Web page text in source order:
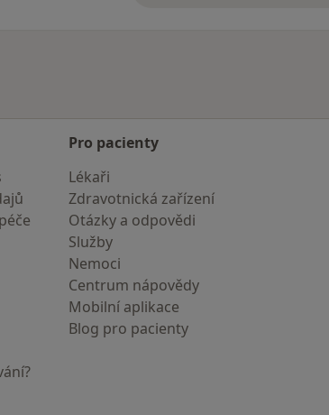
Pro pacienty
Lékaři
Zdravotnická zařízení
Otázky a odpovědi
Služby
Nemoci
Centrum nápovědy
Mobilní aplikace
Blog pro pacienty